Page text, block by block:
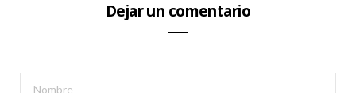
Dejar un comentario